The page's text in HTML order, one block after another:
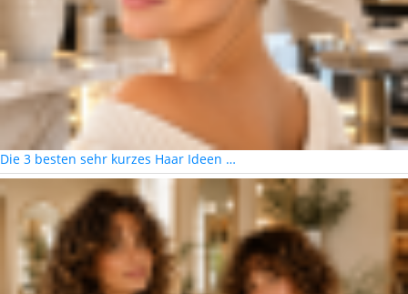
Die 3 besten sehr kurzes Haar Ideen …